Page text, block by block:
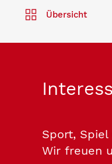
Übersicht
Sport,
Wir freuen